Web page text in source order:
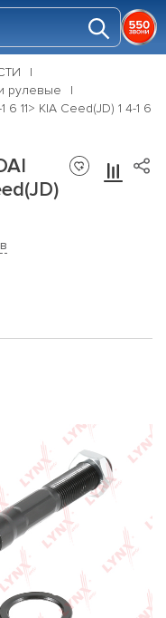
рулевые
11> KIA Ceed(JD) 1 4-1 6